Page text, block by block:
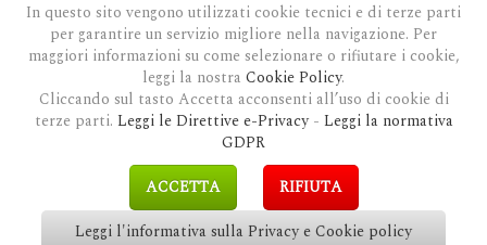
PRIVACY E COOKIE POLICY | COOKIE POLICY|CONDIZIONI GENERALI D'USO|GDPR
| GDPR RICHIESTA CANCELLAZIONE
COPYRIGHT © 2018 CLAUDIOSGARBI.COM - TUTTI I DIRITTI RISERVATI.
SITE BYGUALDI PROMOTION&LP-STUDIO
In questo sito vengono utilizzati cookie tecnici e di terze parti
per garantire un servizio migliore nella navigazione. Per
maggiori informazioni su come selezionare o rifiutare i cookie,
leggi la nostra Cookie Policy.
Cliccando sul tasto Accetta acconsenti all’uso di cookie di
terze parti. Leggi le Direttive e-Privacy- Leggi la normativa
GDPR
ACCETTA
RIFIUTA
Leggi l'informativa sulla Privacy e Cookie policy